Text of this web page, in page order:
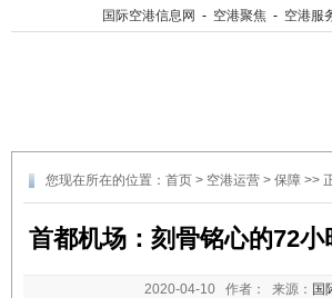
国际空港信息网 - 空港聚焦 - 空港服
您现在所在的位置： 首页 > 空港运营 > 保障 >>
首都机场：刻骨铭心的72
2020-04-10 作者： 来源： 国